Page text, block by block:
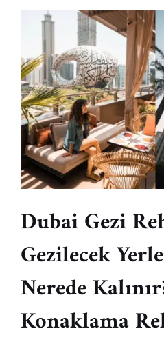
Dubai Gezi
Gezilecek
Nerede
Konaklama